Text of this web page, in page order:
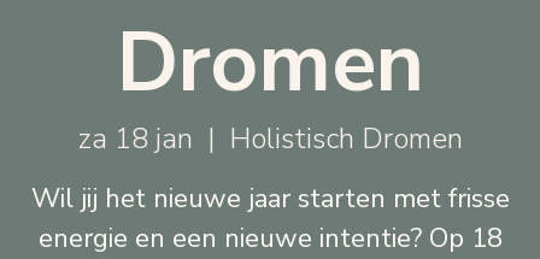
Dromen
za 18 jan
  |
Holistisch Dromen
Wil jij het nieuwe jaar starten met frisse
energie en een nieuwe intentie? Op 18